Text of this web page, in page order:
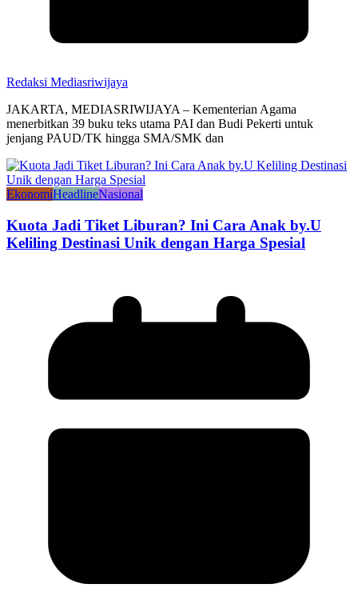
Redaksi Mediasriwijaya
JAKARTA, MEDIASRIWIJAYA – Kementerian Agama
menerbitkan 39 buku teks utama PAI dan Budi Pekerti untuk
jenjang PAUD/TK hingga SMA/SMK dan
EkonomiHeadlineNasional
Kuota Jadi Tiket Liburan? Ini Cara Anak by.U
Keliling Destinasi Unik dengan Harga Spesial